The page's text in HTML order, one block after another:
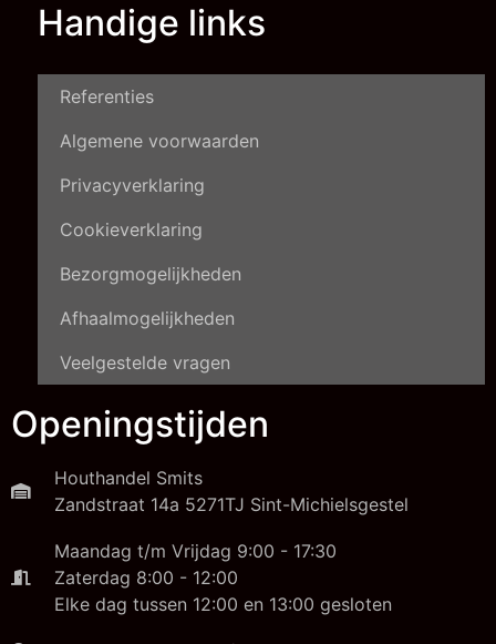
Handige links
Referenties
Algemene voorwaarden
Privacyverklaring
Cookieverklaring
Bezorgmogelijkheden
Afhaalmogelijkheden
Veelgestelde vragen
Openingstijden
Houthandel Smits
Zandstraat 14a 5271TJ Sint-Michielsgestel
Maandag t/m Vrijdag 9:00 - 17:30
Zaterdag 8:00 - 12:00
Elke dag tussen 12:00 en 13:00 gesloten